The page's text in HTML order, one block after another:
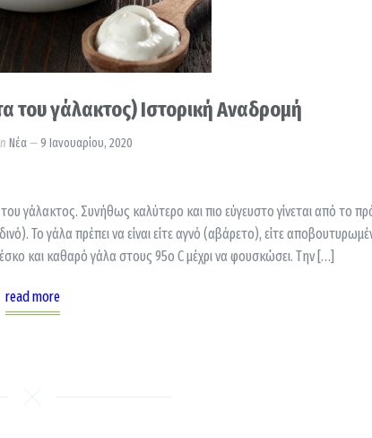
του γάλακτος) Ιστορική Αναδρομή
Νέα 9 Ιανουαρίου, 2020
γάλακτος. Συνήθως καλύτερο και πιο εύγευστο γίνεται από το
Το γάλα πρέπει να είναι είτε αγνό (αβάρετο), είτε
και καθαρό γάλα στους 95ο C μέχρι να φουσκώσει. Την […]
read more